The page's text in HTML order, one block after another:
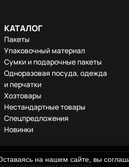
КАТАЛОГ
Пакеты
Упаковочный материал
Сумки и подарочные пакеты
Одноразовая посуда, одежда
и перчатки
Хозтовары
Нестандартные товары
Спецпредложения
Новинки
на нашем сайте, вы